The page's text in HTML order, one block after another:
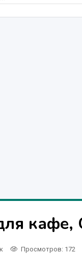
Просмотров: 172